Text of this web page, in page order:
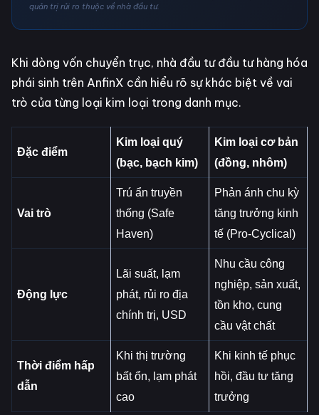
quản trị rủi ro thuộc về nhà đầu tư.
Khi dòng vốn chuyển trục, nhà đầu tư đầu tư hàng hóa
phái sinh trên AnfinX cần hiểu rõ sự khác biệt về vai
trò của từng loại kim loại trong danh mục.
Đặc điểm
Kim loại quý
(bạc, bạch kim)
Kim loại cơ bản
(đồng, nhôm)
Vai trò
Trú ẩn truyền
thống (Safe
Haven)
Phản ánh chu kỳ
tăng trưởng kinh
tế (Pro-Cyclical)
Động lực
Lãi suất, lạm
phát, rủi ro địa
chính trị, USD
Nhu cầu công
nghiệp, sản xuất,
tồn kho, cung
cầu vật chất
Thời điểm hấp
dẫn
Khi thị trường
bất ổn, lạm phát
cao
Khi kinh tế phục
hồi, đầu tư tăng
trưởng